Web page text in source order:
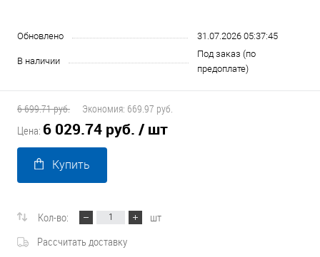
Обновлено 31.07.2026 05:37:45
В наличии
Под заказ (по
предоплате)
6 699.71 руб. Экономия: 669.97 руб.
Цена: 6 029.74 руб. / шт
Купить
Кол-во:
шт
Рассчитать доставку